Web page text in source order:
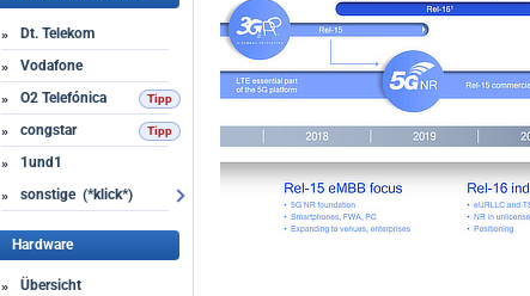
»
Dt. Telekom
»
Vodafone
»
O2 Telefónica
»
congstar
»
1und1
»
sonstige (*klick*)
Hardware
»
Übersicht